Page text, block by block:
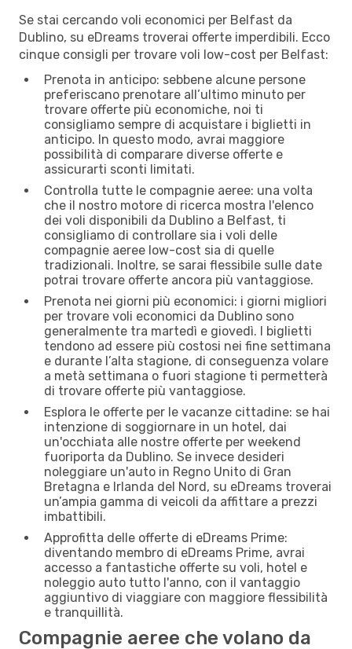
Se stai cercando voli economici per Belfast da
Dublino, su eDreams troverai offerte imperdibili. Ecco
cinque consigli per trovare voli low-cost per Belfast:
Prenota in anticipo: sebbene alcune persone
preferiscano prenotare all’ultimo minuto per
trovare offerte più economiche, noi ti
consigliamo sempre di acquistare i biglietti in
anticipo. In questo modo, avrai maggiore
possibilità di comparare diverse offerte e
assicurarti sconti limitati.
Controlla tutte le compagnie aeree: una volta
che il nostro motore di ricerca mostra l'elenco
dei voli disponibili da Dublino a Belfast, ti
consigliamo di controllare sia i voli delle
compagnie aeree low-cost sia di quelle
tradizionali. Inoltre, se sarai flessibile sulle date
potrai trovare offerte ancora più vantaggiose.
Prenota nei giorni più economici: i giorni migliori
per trovare voli economici da Dublino sono
generalmente tra martedì e giovedì. I biglietti
tendono ad essere più costosi nei fine settimana
e durante l’alta stagione, di conseguenza volare
a metà settimana o fuori stagione ti permetterà
di trovare offerte più vantaggiose.
Esplora le offerte per le vacanze cittadine: se hai
intenzione di soggiornare in un hotel, dai
un'occhiata alle nostre offerte per weekend
fuoriporta da Dublino. Se invece desideri
noleggiare un'auto in Regno Unito di Gran
Bretagna e Irlanda del Nord, su eDreams troverai
un’ampia gamma di veicoli da affittare a prezzi
imbattibili.
Approfitta delle offerte di eDreams Prime:
diventando membro di eDreams Prime, avrai
accesso a fantastiche offerte su voli, hotel e
noleggio auto tutto l'anno, con il vantaggio
aggiuntivo di viaggiare con maggiore flessibilità
e tranquillità.
Compagnie aeree che volano da